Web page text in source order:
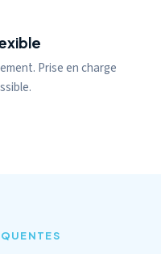
Prise en charge